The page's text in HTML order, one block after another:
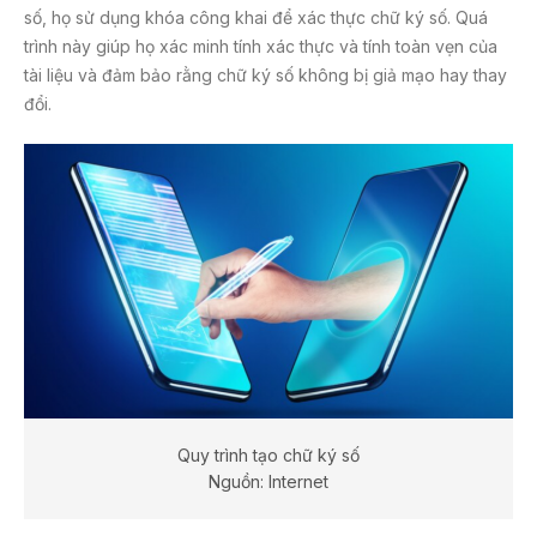
số, họ sử dụng khóa công khai để xác thực chữ ký số. Quá
trình này giúp họ xác minh tính xác thực và tính toàn vẹn của
tài liệu và đảm bảo rằng chữ ký số không bị giả mạo hay thay
đổi.
Quy trình tạo chữ ký số
Nguồn: Internet